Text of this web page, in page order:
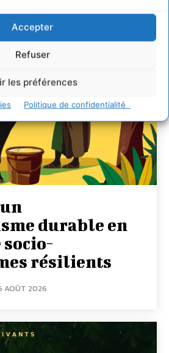
Accepter
Refuser
les préférences
Politique de confidentialité
durable en
socio-
résilients
AOÛT 2026